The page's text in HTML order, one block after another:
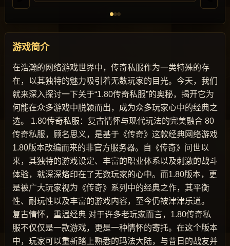
游戏简介
在浩瀚的网络游戏世界中，传奇私服作为一类特殊的存
在，以其独特的魅力吸引着无数玩家的目光。今天，我们
就来深入探讨一下关于“1.80传奇私服”的奥秘，揭开它为
何能在众多游戏中脱颖而出，成为众多玩家心中的经典之
选。 1.80传奇私服：复古情怀与现代玩法的完美融合 80
传奇私服，顾名思义，是基于《传奇》这款经典网络游戏
1.80版本改编而来的非官方服务器。自《传奇》问世以
来，其独特的游戏设定、丰富的职业体系以及刺激的战斗
体验，就深深烙印在了无数玩家的心中。而1.80版本，更
是被广大玩家视为《传奇》系列中的经典之作，其平衡
性、耐玩性以及丰富的游戏内容，至今仍被津津乐道。
复古情怀，重温经典 对于许多老玩家而言，1.80传奇私
服不仅仅是一款游戏，更是一种情怀的寄托。在这个版本
中，玩家可以重新踏上熟悉的玛法大陆，与昔日的战友并